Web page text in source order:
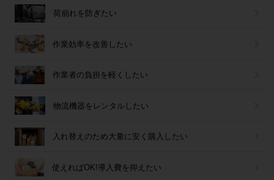
荷崩れを防ぎたい
作業効率を改善したい
作業者の負担を軽くしたい
物流機器をレンタルしたい
入れ替えのため大量に安く購入したい
使えればOK!導入費を抑えたい